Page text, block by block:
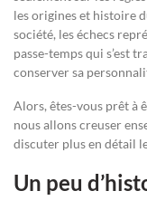
les origines et histoire
société, les échecs
passe-temps qui s’est
conserver sa
Alors, êtes-vous prêt à
nous allons creuser
discuter plus en détail
Un peu